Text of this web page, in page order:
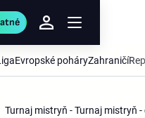
Evropské poháryZahraničí
Turnaj mistryň - Turnaj mistryň